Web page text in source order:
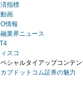
指標
画
情報
業界ニュース
スコ
ペシャルタイアップコンテ
カブドットコム証券の魅力